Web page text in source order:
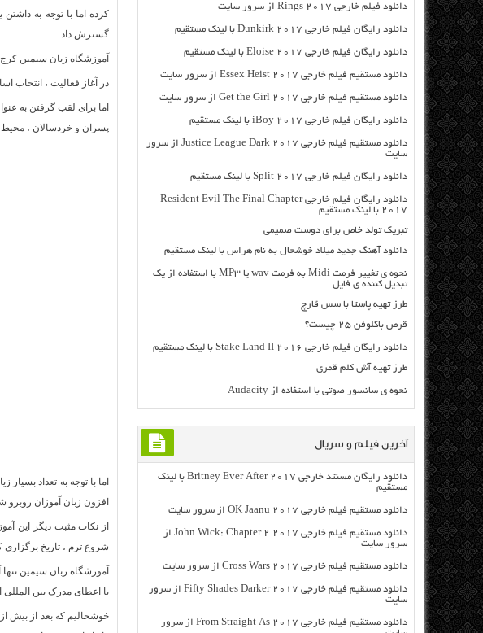
کرده اما با توجه به
گسترش داد.
آموزشگاه زبان سیمین کرج
در آغاز فعالیت ، انتخاب
اما برای لقب گرفتن به
پسران و خردسالان ،
اما با توجه به تعداد بسیار
افزون زبان آموزان روبرو
از نکات مثبت دیگر این
شروع ترم ، تاریخ برگزاری
آموزشگاه زبان سیمین تنها
با اعطای مدرک بین المللی
دانلود فیلم خارجی Rings 2017 از سرور سایت
دانلود رایگان فیلم خارجی Dunkirk 2017 با لینک مستقیم
دانلود رایگان فیلم خارجی Eloise 2017 با لینک مستقیم
دانلود مستقیم فیلم خارجی Essex Heist 2017 از سرور سایت
دانلود مستقیم فیلم خارجی Get the Girl 2017 از سرور سایت
دانلود رایگان فیلم خارجی iBoy 2017 با لینک مستقیم
دانلود مستقیم فیلم خارجی Justice League Dark 2017 از سرور
سایت
دانلود رایگان فیلم خارجی Split 2017 با لینک مستقیم
دانلود رایگان فیلم خارجی Resident Evil The Final Chapter
2017 با لینک مستقیم
تبریک تولد خاص برای دوست صمیمی
دانلود آهنگ جدید میلاد خوشحال به نام هراس با لینک مستقیم
نحوه ی تغییر فرمت Midi به فرمت wav یا MP3 با استفاده از یک
تبدیل کننده ی فایل
طرز تهیه پاستا با سس قارچ
قرص باکلوفن ۲۵ چیست؟
دانلود رایگان فیلم خارجی Stake Land II 2016 با لینک مستقیم
طرز تهیه آش کلم قمری
نحوه ی سانسور صوتی با استفاده از Audacity
آخرین فیلم و سریال
دانلود رایگان مسنتد خارجی Britney Ever After 2017 با لینک
مستقیم
دانلود مستقیم فیلم خارجی OK Jaanu 2017 از سرور سایت
دانلود مستقیم فیلم خارجی John Wick: Chapter 2 2017 از
سرور سایت
دانلود مستقیم فیلم خارجی Cross Wars 2017 از سرور سایت
دانلود مستقیم فیلم خارجی Fifty Shades Darker 2017 از سرور
سایت
دانلود مستقیم فیلم خارجی From Straight As 2017 از سرور